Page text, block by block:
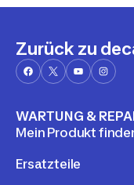
Zurück zu
WARTUNG &
Mein Produkt
Ersatzteile